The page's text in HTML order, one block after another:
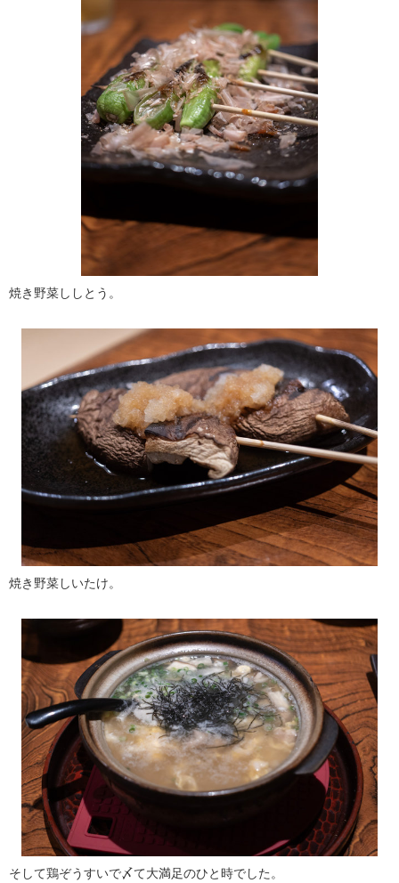
焼き野菜ししとう。
焼き野菜しいたけ。
そして鶏ぞうすいで〆て大満足のひと時でした。